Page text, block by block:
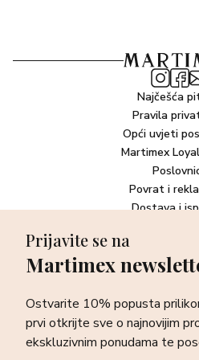
akordom Bijelog mošusa, kako
miris, MY WAY NECTAR EAU
Najčešća
Pravila
Opći uvjeti
Martimex
Povrat i
Dostava i
Newsletter
sve o najnovijim proizvodima,
ponudama te posebnim
Prijavite se na
Martimex
Ostvarite 10% popusta
prvi otkrijte sve o najnovijim
ekskluzivnim ponudama te